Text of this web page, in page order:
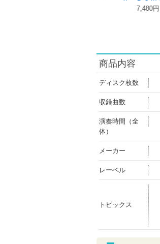
ＵＲ ＨＥＡ …
商品内容
ディスク枚数
収録曲数
演奏時間（全
体）
メーカー
レーベル
トピックス